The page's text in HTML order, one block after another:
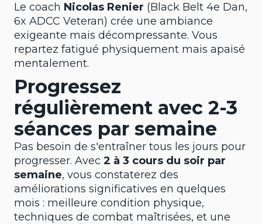
Le coach Nicolas Renier (Black Belt 4e Dan,
6x ADCC Veteran) crée une ambiance
exigeante mais décompressante. Vous
repartez fatigué physiquement mais apaisé
mentalement.
Progressez
régulièrement avec 2-3
séances par semaine
Pas besoin de s'entraîner tous les jours pour
progresser. Avec 2 à 3 cours du soir par
semaine, vous constaterez des
améliorations significatives en quelques
mois : meilleure condition physique,
techniques de combat maîtrisées, et une